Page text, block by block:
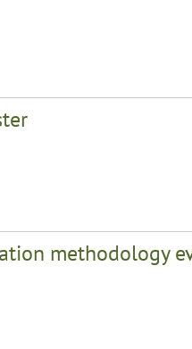
methodology